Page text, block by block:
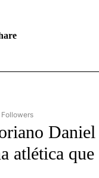
"CNN - SPANISH" TO RECEIVE
atlética